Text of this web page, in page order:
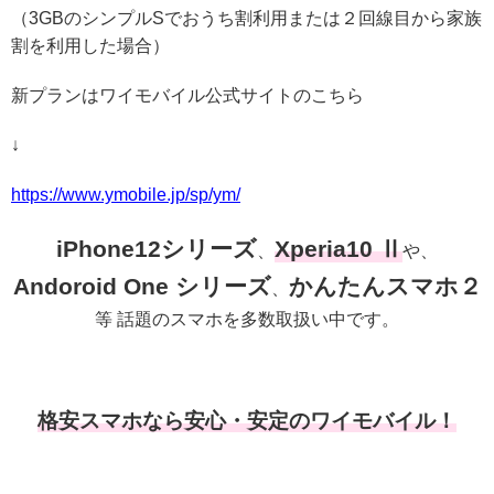
（3GBのシンプルSでおうち割利用または２回線目から家族
割を利用した場合）
新プランはワイモバイル公式サイトのこちら
↓
https://www.ymobile.jp/sp/ym/
iPhone12シリーズ、 Xperia10 Ⅱや、
Andoroid One シリーズ、 かんたんスマホ２
等 話題のスマホを多数取扱い中です。
格安スマホなら安心・安定のワイモバイル！